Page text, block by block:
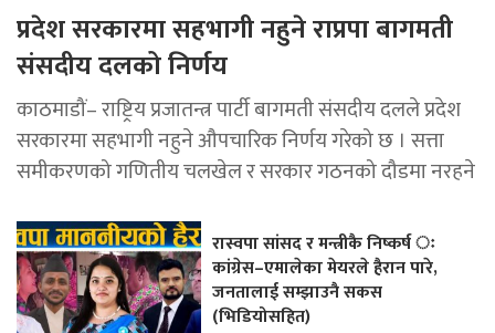
प्रदेश सरकारमा सहभागी नहुने राप्रपा बागमती
संसदीय दलको निर्णय
काठमाडौं– राष्ट्रिय प्रजातन्त्र पार्टी बागमती संसदीय दलले प्रदेश
सरकारमा सहभागी नहुने औपचारिक निर्णय गरेको छ । सत्ता
समीकरणको गणितीय चलखेल र सरकार गठनको दौडमा नरहने
रास्वपा सांसद र मन्त्रीकै निष्कर्ष ः
कांग्रेस–एमालेका मेयरले हैरान पारे,
जनतालाई सम्झाउनै सकस
(भिडियोसहित)